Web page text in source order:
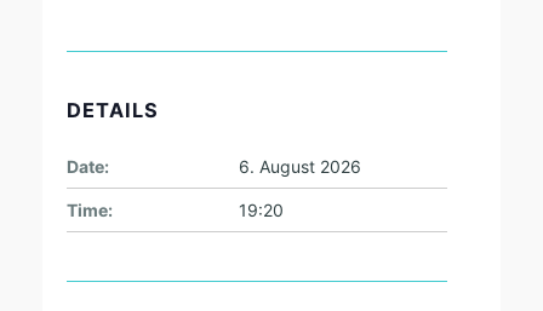
DETAILS
Date: 6. August 2026
Time: 19:20